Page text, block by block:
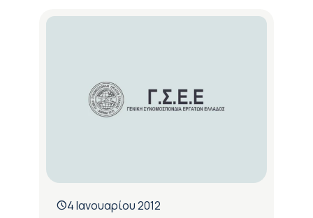
4 Ιανουαρίου 2012